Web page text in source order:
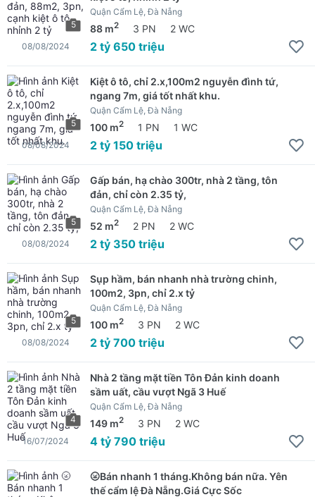
5
Quận Cẩm Lệ, Đà Nẵng
88 m2 3 PN 2 WC
2 tỷ 650 triệu
08/08/2024
5
Kiệt ô tô, chỉ 2.x,100m2 nguyễn đình tứ,
ngang 7m, giá tốt nhất khu.
Quận Cẩm Lệ, Đà Nẵng
100 m2 1 PN 1 WC
2 tỷ 150 triệu
08/08/2024
5
Gấp bán, hạ chào 300tr, nhà 2 tầng, tôn
đản, chỉ còn 2.35 tỷ,
Quận Cẩm Lệ, Đà Nẵng
52 m2 2 PN 2 WC
2 tỷ 350 triệu
08/08/2024
5
Sụp hầm, bán nhanh nhà trường chinh,
100m2, 3pn, chỉ 2.x tỷ
Quận Cẩm Lệ, Đà Nẵng
100 m2 3 PN 2 WC
2 tỷ 700 triệu
08/08/2024
4
Nhà 2 tầng mặt tiền Tôn Đản kinh doanh
sầm uất, cầu vượt Ngã 3 Huế
Quận Cẩm Lệ, Đà Nẵng
149 m2 3 PN 2 WC
4 tỷ 790 triệu
16/07/2024
🌝Bán nhanh 1 tháng.Không bán nữa. Yên
thế cẩm lệ Đà Nẵng.Giá Cực Sốc